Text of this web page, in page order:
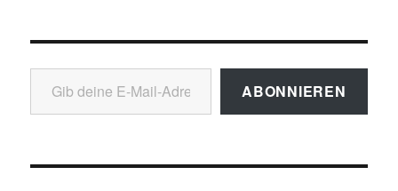
Gib deine E-Mail-Adresse ein ...
ABONNIEREN